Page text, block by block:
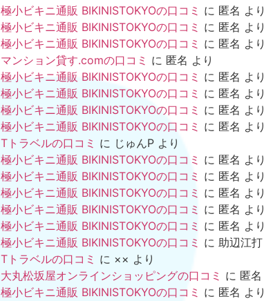
極小ビキニ通販 BIKINISTOKYOの口コミ に 匿名 より
極小ビキニ通販 BIKINISTOKYOの口コミ に 匿名 より
極小ビキニ通販 BIKINISTOKYOの口コミ に 匿名 より
マンション貸す.comの口コミ に 匿名 より
極小ビキニ通販 BIKINISTOKYOの口コミ に 匿名 より
極小ビキニ通販 BIKINISTOKYOの口コミ に 匿名 より
極小ビキニ通販 BIKINISTOKYOの口コミ に 匿名 より
極小ビキニ通販 BIKINISTOKYOの口コミ に 匿名 より
Tトラベルの口コミ に じゅんP より
極小ビキニ通販 BIKINISTOKYOの口コミ に 匿名 より
極小ビキニ通販 BIKINISTOKYOの口コミ に 匿名 より
極小ビキニ通販 BIKINISTOKYOの口コミ に 匿名 より
極小ビキニ通販 BIKINISTOKYOの口コミ に 匿名 より
極小ビキニ通販 BIKINISTOKYOの口コミ に 匿名 より
極小ビキニ通販 BIKINISTOKYOの口コミ に 助辺江打
Tトラベルの口コミ に ×× より
大丸松坂屋オンラインショッピングの口コミ に 匿名
極小ビキニ通販 BIKINISTOKYOの口コミ に 匿名 より